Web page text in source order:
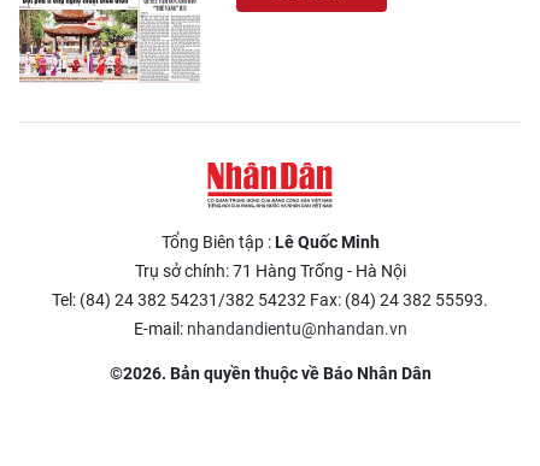
Tổng Biên tập :Lê Quốc Minh
Trụ sở chính: 71 Hàng Trống - Hà Nội
Tel: (84) 24 382 54231/382 54232 Fax: (84) 24 382 55593.
E-mail: nhandandientu@nhandan.vn
©2026. Bản quyền thuộc về Báo Nhân Dân